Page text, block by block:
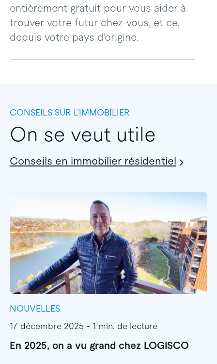
entièrement gratuit pour vous aider à
trouver votre futur chez-vous, et ce,
depuis votre pays d’origine.
CONSEILS SUR L’IMMOBILIER
On se veut utile
Conseils en immobilier résidentiel
NOUVELLES
17 décembre 2025 - 1 min. de lecture
En 2025, on a vu grand chez LOGISCO